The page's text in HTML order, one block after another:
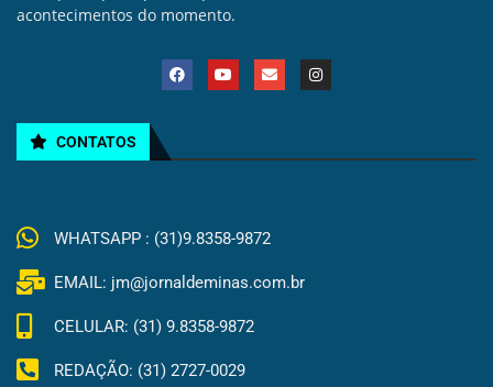
acontecimentos do momento.
CONTATOS
WHATSAPP : (31)9.8358-9872
EMAIL: jm@jornaldeminas.com.br
CELULAR: (31) 9.8358-9872
REDAÇÃO: (31) 2727-0029